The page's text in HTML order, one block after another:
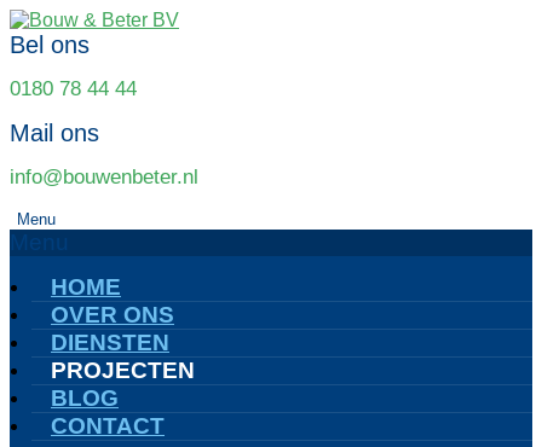
Bel ons
0180 78 44 44
Mail ons
info@bouwenbeter.nl
Menu
Menu
HOME
OVER ONS
DIENSTEN
PROJECTEN
BLOG
CONTACT